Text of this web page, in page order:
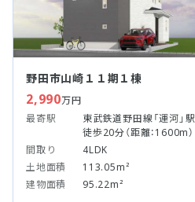
野田市山崎１１期１棟
2,990万円
最寄駅
東武鉄道野田線「運河」駅
徒歩20分（距離：1600m）
間取り
4LDK
土地面積
113.05m²
建物面積
95.22m²